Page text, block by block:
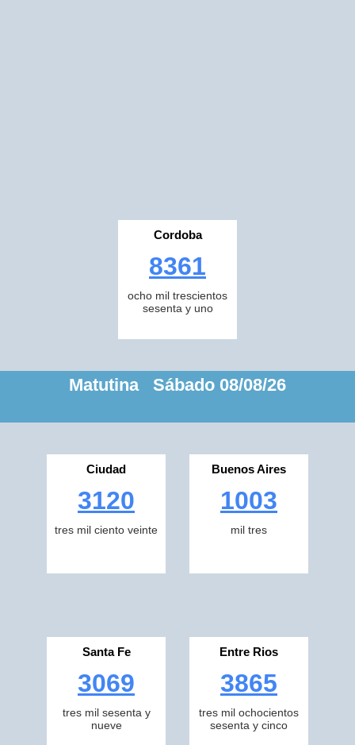
Cordoba
8361
ocho mil trescientos
sesenta y uno
Matutina Sábado 08/08/26
Ciudad
3120
tres mil ciento veinte
Buenos Aires
1003
mil tres
Santa Fe
3069
tres mil sesenta y
nueve
Entre Rios
3865
tres mil ochocientos
sesenta y cinco